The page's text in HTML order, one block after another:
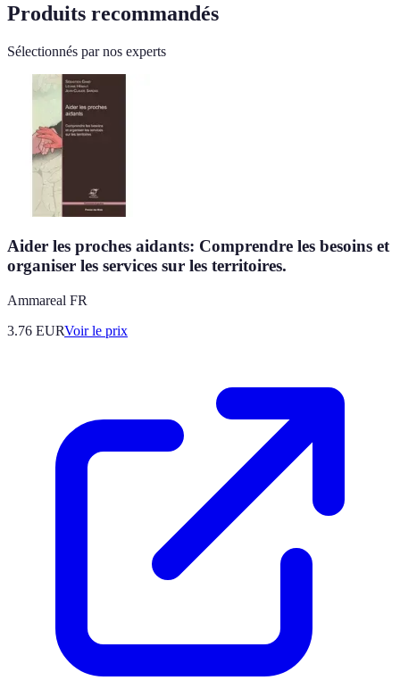
Produits recommandés
Sélectionnés par nos experts
Aider les proches aidants: Comprendre les besoins et
organiser les services sur les territoires.
Ammareal FR
3.76 EURVoir le prix